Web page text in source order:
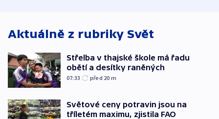
Aktuálně z rubriky Svět
Střelba v thajské škole má řadu
obětí a desítky raněných
07:33 před 20 m
Světové ceny potravin jsou na
tříletém maximu, zjistila FAO